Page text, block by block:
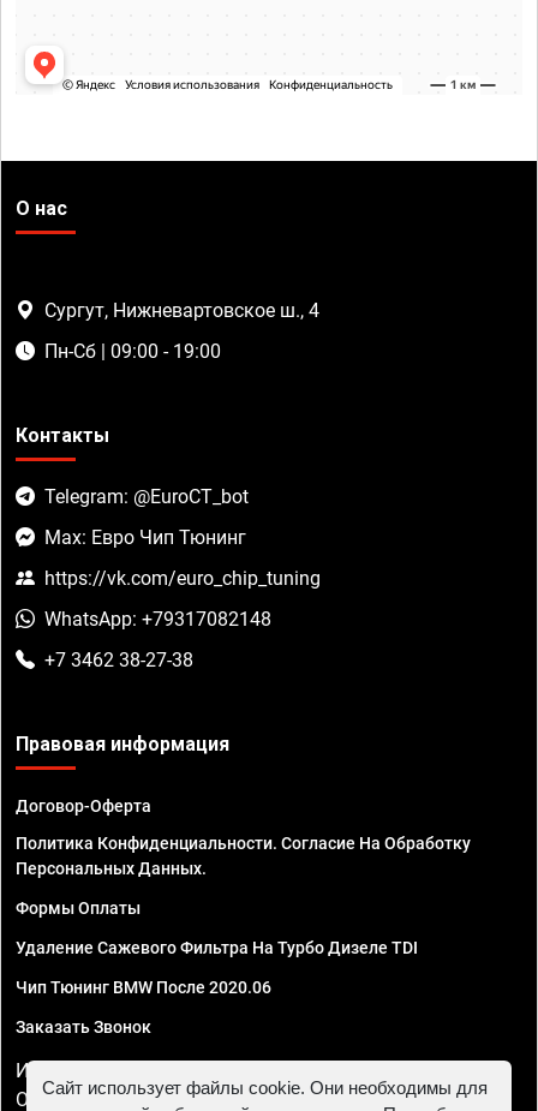
О нас
Сургут, Нижневартовское ш., 4
Пн-Сб | 09:00 - 19:00
Контакты
Telegram: @EuroCT_bot
Max: Евро Чип Тюнинг
https://vk.com/euro_chip_tuning
WhatsApp: +79317082148
+7 3462 38-27-38
Правовая информация
Договор-Оферта
Политика Конфиденциальности. Согласие На Обработку
Персональных Данных.
Формы Оплаты
Удаление Сажевого Фильтра На Турбо Дизеле TDI
Чип Тюнинг BMW После 2020.06
Заказать Звонок
ИП Смирнов Георгий Павлович. ИНН 781302555843,
ОГРНИП 324470400032610
Сайт использует файлы cookie. Они необходимы для